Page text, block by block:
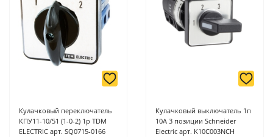
Кулачковый переключатель
КПУ11-10/51 (1-0-2) 1р TDM
ELECTRIC арт. SQ0715-0166
Кулачковый выключатель 1п
10А 3 позиции Schneider
Electric арт. K10C003NCH